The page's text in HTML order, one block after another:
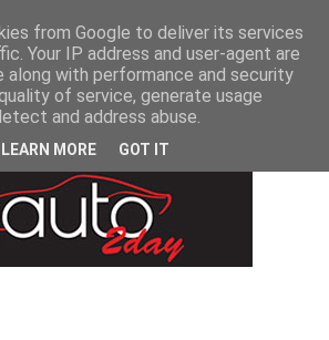
from Google to deliver its services
Your IP address and user-agent are
along with performance and security
of service, generate usage
and address abuse.
LEARN MORE GOT IT